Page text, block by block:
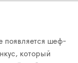
появляется шеф-
который